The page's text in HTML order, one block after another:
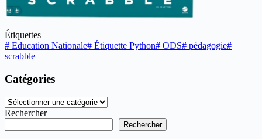
print
()
print("page " +str(i)+" : OK ("
#fin du script:
print(
Étiquettes
# Education Nationale# Étiquette Python# ODS# pédagogie#
scrabble
Catégories
Catégories
Rechercher
Rechercher